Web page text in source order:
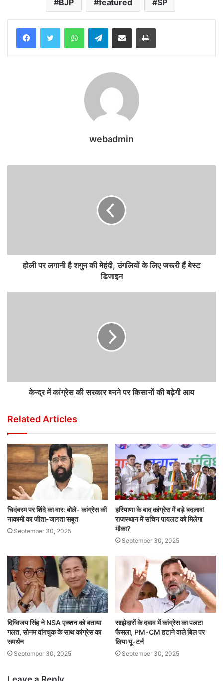
BJP featured SP
WhatsAppTelegramShare via Email Print
webadmin
होली पर लगानी है शगुन की मेहंदी, उंगलियों के लिए जरूरी हैं बेस्ट
डिजाइन
केन्द्र में कांग्रेस की सरकार बनने पर किसानों की बढ़ेगी आय
Related Articles
चिदंबरम पर शिंदे का वार: बोले- कांग्रेस की
नाकामी का जीता-जागता सबूत
September 30, 2025
हरियाणा के बाद कांग्रेस में बड़े बदलाव!
राजस्थान में सचिन पायलट को मिलेगा
मौका?
September 30, 2025
दिग्विजय सिंह ने NSA एक्शन को बताया
गलत, सोनम वांगचुक के साथ कांग्रेस का
समर्थन
September 30, 2025
साझेदारों के दबाव में कांग्रेस का पलटा
फैसला, PM-CM हटाने वाले बिल पर
लिया यू-टर्न
September 30, 2025
Leave a Reply